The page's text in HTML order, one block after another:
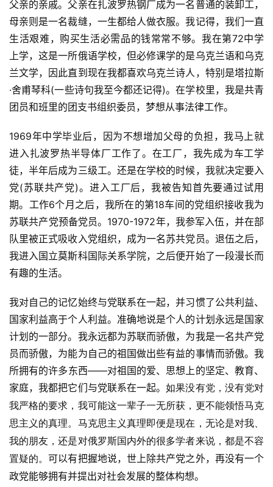
父亲的亲戚。父亲在扎波罗热钢厂成为一名普通的装卸工，
母亲则是一名裁缝，一生都给人做衣服。我记得，我们一直
生活艰难，购买生活必需品的钱常常不够。我在第72中学
上学，这是一所俄语学校，但必修课学的是乌克兰语和乌克
兰文学，因此直到现在我都喜欢乌克兰诗人，特别是塔拉斯
·舍甫琴科(一些诗句我至今都还记得)。在学校里，我是共青
团员和班里的团支书组织委员，梦想从事法律工作。
1969年中学毕业后，因为不想增加父母的负担，我马上就
进入扎波罗热半导体厂工作了。在工厂，我先成为车工学
徒，半年后成为三级工。还是在学校的时候，我就决定要入
党(苏联共产党)。进入工厂后，我被告知首先要通过试用
期。工作6个月之后，我所在的第18车间的党组织接收我为
苏联共产党预备党员。1970-1972年，我参军入伍，并在部
队里被正式吸收入党组织，成为一名苏共党员。退伍之后，
我进入国立莫斯科国际关系学院，之后便开始了一段漫长而
有趣的生活。
我对自己的记忆始终与党联系在一起，并习惯了公共利益、
国家利益高于个人利益。准确地说是个人的计划永远是国家
计划的一部分。我永远都为苏联而骄傲，为我是一名共产党
员而骄傲，为能为自己的祖国做出些有益的事情而骄傲。我
所拥有的许多东西——对祖国的爱、思想上的坚定、教育、
家庭，我都把它们与党联系在一起。如果没有党，没有党对
我严格的要求，我可能这一辈子一无所获，更不能领悟马克
思主义的真理。马克思主义真理即便是现在，无论是对我、
我的朋友，还是对俄罗斯国内外的很多学者来说，都是不容
置疑的。可以有把握地说，世上除共产党之外，再没有一个
政党能够拥有并提出对社会发展的整体构想。